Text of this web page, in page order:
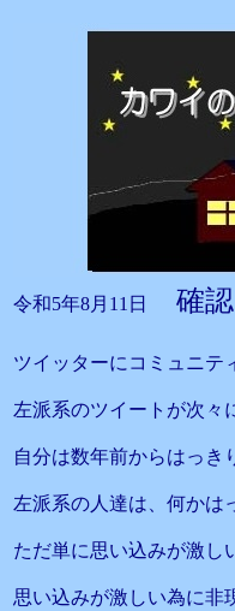
令和5年8月11日 確
ツイッターにコミュニテ
左派系のツイートが次々
自分は数年前からはっき
左派系の人達は、何かは
ただ単に思い込みが激し
思い込みが激しい為に非